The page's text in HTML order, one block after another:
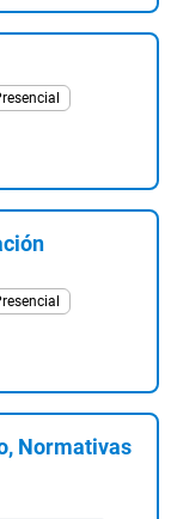
Normativas